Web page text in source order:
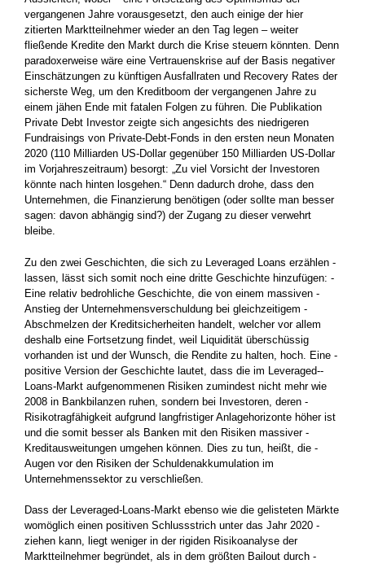
vergangenen Jahre vorausgesetzt, den auch einige der hier
zitierten Marktteilnehmer wieder an den Tag legen – weiter
fließende Kredite den Markt durch die Krise steuern könnten. Denn
paradoxerweise wäre eine Vertrauenskrise auf der Basis negativer
Einschätzungen zu künftigen Ausfallraten und Recovery Rates der
sicherste Weg, um den Kreditboom der vergangenen Jahre zu
einem jähen Ende mit fatalen Folgen zu führen. Die Publikation
Private Debt Investor zeigte sich angesichts des niedrigeren
Fundraisings von Private-Debt-Fonds in den ersten neun Monaten
2020 (110 Milliarden US-Dollar gegenüber 150 Milliarden US-Dollar
im Vorjahreszeitraum) besorgt: „Zu viel Vorsicht der Investoren
könnte nach hinten ­losgehen.“ Denn dadurch drohe, dass den
Unternehmen, die ­Finanzierung benötigen (oder sollte man besser
sagen: davon ­abhängig sind?) der Zugang zu dieser verwehrt
bleibe.
Zu den zwei Geschichten, die sich zu Leveraged Loans erzählen ­
lassen, lässt sich somit noch eine dritte Geschichte hinzufügen: ­
Eine relativ bedrohliche Geschichte, die von einem massiven ­
Anstieg der Unternehmensverschuldung bei gleichzeitigem ­
Abschmelzen der Kreditsicherheiten handelt, welcher vor allem
deshalb eine Fortsetzung findet, weil Liquidität überschüssig
vorhanden ist und der Wunsch, die Rendite zu halten, hoch. Eine ­
positive Version der Geschichte lautet, dass die im Leveraged-­
Loans-Markt aufgenommenen Risiken zumindest nicht mehr wie
2008 in Bankbilanzen ruhen, sondern bei Investoren, deren ­
Risikotragfähigkeit aufgrund langfristiger Anlagehorizonte höher ist
und die somit besser als Banken mit den Risiken massiver ­
Kreditausweitungen umgehen können. Dies zu tun, heißt, die ­
Augen vor den Risiken der ­Schuldenakkumulation im
Unternehmenssektor zu verschließen.
Dass der Leveraged-Loans-Markt ebenso wie die gelisteten Märkte
womöglich einen positiven Schlussstrich unter das Jahr 2020 ­
ziehen kann, liegt weniger in der rigiden Risikoanalyse der
Marktteilnehmer begründet, als in dem größten Bailout durch ­